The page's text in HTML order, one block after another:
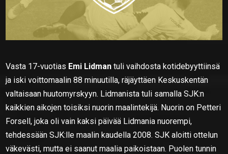
Vasta 17-vuotias Emi Lidman tuli vaihdosta kotidebyyttiinsä
ja iski voittomaalin 88 minuutilla, räjäyttäen Keskuskentän
valtaisaan huutomyrskyyn. Lidmanista tuli samalla SJK:n
kaikkien aikojen toisiksi nuorin maalintekijä. Nuorin on Petteri
Forsell, joka oli vain kaksi päivää Lidmania nuorempi,
tehdessään SJK:lle maalin kaudella 2008. SJK aloitti ottelun
väkevästi, mutta ei saanut maalia paikoistaan. Puolen tunnin